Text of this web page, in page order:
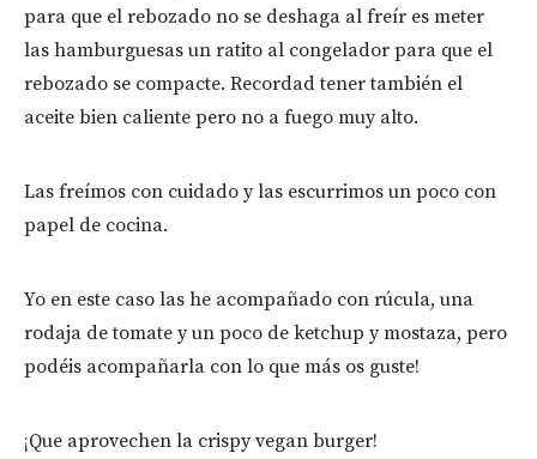
para que el rebozado no se deshaga al freír es meter
las hamburguesas un ratito al congelador para que el
rebozado se compacte. Recordad tener también el
aceite bien caliente pero no a fuego muy alto.
Las freímos con cuidado y las escurrimos un poco con
papel de cocina.
Yo en este caso las he acompañado con rúcula, una
rodaja de tomate y un poco de ketchup y mostaza, pero
podéis acompañarla con lo que más os guste!
¡Que aprovechen la crispy vegan burger!